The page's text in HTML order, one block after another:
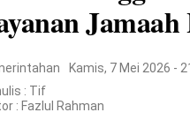
Kamis, 7 Mei 2026 -
: Tif
: Fazlul Rahman